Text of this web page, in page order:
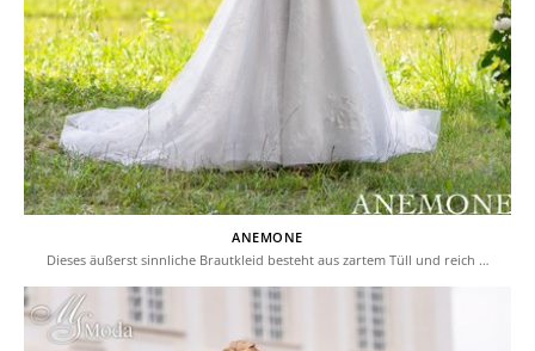
ANEMONE
Dieses äußerst sinnliche Brautkleid besteht aus zartem Tüll und reich …